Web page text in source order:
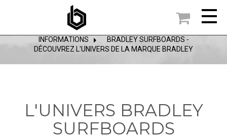
INFORMATIONS
>
BRADLEY SURFBOARDS -
DÉCOUVREZ L'UNIVERS DE LA MARQUE BRADLEY
L'UNIVERS BRADLEY
SURFBOARDS
